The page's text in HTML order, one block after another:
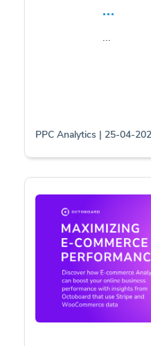
...
...
PPC Analytics | 25-04-